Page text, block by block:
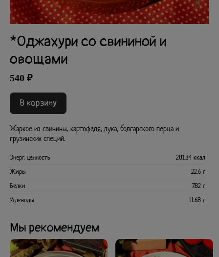
*Оджахури со свининой и
овощами
540 ₽
В корзину
Жаркое из свинины, картофеля, лука, болгарского перца и
грузинских специй.
Энерг. ценность
281.34 ккал
Жиры
22.6 г
Белки
7.82 г
Углеводы
11.68 г
Мы рекомендуем